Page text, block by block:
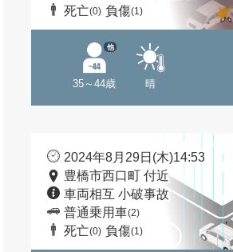
死亡(0) 負傷(1)
35～44歳
他
晴
2024年8月29日(木)14:53
豊橋市西口町 付近
車両相互 小破事故
普通乗用車(2)
死亡(0) 負傷(1)